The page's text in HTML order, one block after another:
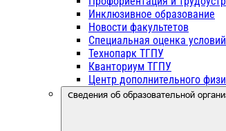
Инклюзивное образование
Новости факультетов
Специальная оценка
Технопарк ТГПУ
Кванториум ТГПУ
Центр дополнительного
Сведения об образовательной